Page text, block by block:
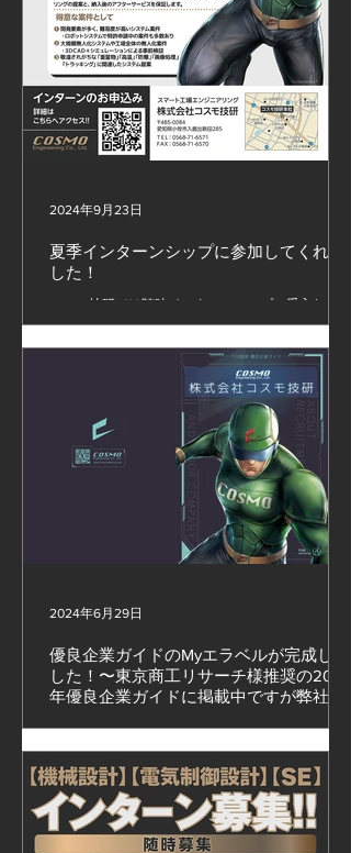
夏季インターンシップに参加してくれま
した！
コスモ技研では随時インターンシップの受入れをし
ています。 募集に関しては下記のURLをご確認くだ
さい。 https://www.cosmo-gi.com/internship #スマ
ートファクトリー #ロボットSier #コスモ技研
2024年9月23日
優良企業ガイドのMyエラベルが完成しま
した！〜東京商工リサーチ様推奨の2025
年優良企業ガイドに掲載中ですが弊社掲
優良企業ガイドのMyエラベルが完成しました！ 〜
東京商工リサーチ様推奨の2025年優良企業ガイド
に掲載中ですが 弊社掲載の冊子(Myエラベル)を出版
#スマートファクトリー #ロボットSier #コスモ技研
2024年6月29日